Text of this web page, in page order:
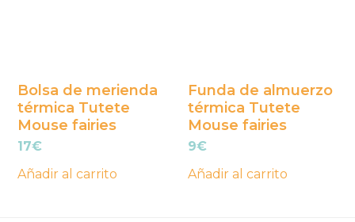
Bolsa de merienda
térmica Tutete
Mouse fairies
17€
Añadir al carrito
Funda de almuerzo
térmica Tutete
Mouse fairies
9€
Añadir al carrito